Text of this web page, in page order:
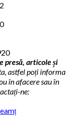
presă, articole și
astfel poți informa
în afacere sau în
ne: